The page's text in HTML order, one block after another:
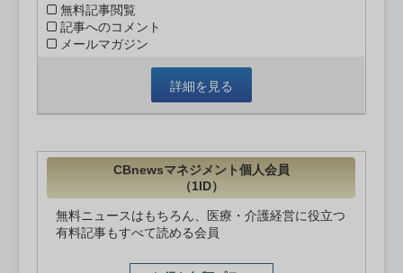
無料記事閲覧
記事へのコメント
メールマガジン
詳細を見る
CBnewsマネジメント個人会員
（1ID）
無料ニュースはもちろん、医療・介護経営に役立つ
有料記事もすべて読める会員